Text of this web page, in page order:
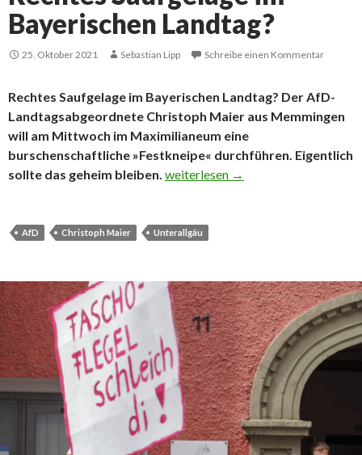
Bayerischen Landtag?
25. Oktober 2021 Sebastian Lipp Schreibe einen Kommentar
Rechtes Saufgelage im Bayerischen Landtag? Der AfD-
Landtagsabgeordnete Christoph Maier aus Memmingen
will am Mittwoch im Maximilianeum eine
burschenschaftliche »Festkneipe« durchführen. Eigentlich
sollte das geheim bleiben. Rechtes Saufgelage im
weiterlesen →
AfD Christoph Maier Unterallgäu